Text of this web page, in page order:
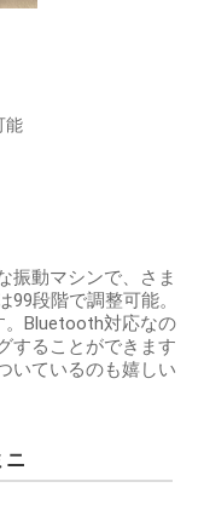
能
振動マシンで、さま
段階で調整可能。
。Bluetooth対応なの
することができます
いているのも嬉しい